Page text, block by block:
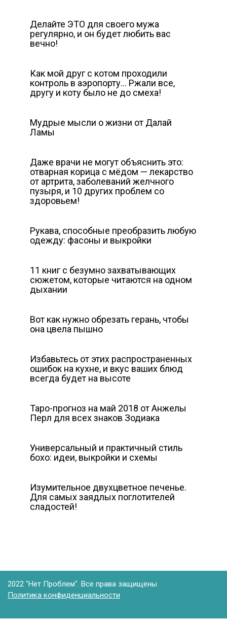
Делайте ЭТО для своего мужа
регулярно, и он будет любить вас
вечно!
Как мой друг с котом проходили
контроль в аэропорту… Ржали все,
другу и коту было не до смеха!
Мудрые мысли о жизни от Далай
Ламы
Даже врачи не могут объяснить это:
отварная корица с мёдом — лекарство
от артрита, заболеваний желчного
пузыря, и 10 других проблем со
здоровьем!
Рукава, способные преобразить любую
одежду: фасоны и выкройки
11 книг с безумно захватывающих
сюжетом, которые читаются на одном
дыхании
Вот как нужно обрезать герань, чтобы
она цвела пышно
Избавьтесь от этих распространенных
ошибок на кухне, и вкус ваших блюд
всегда будет на высоте
Таро-прогноз на май 2018 от Анжелы
Перл для всех знаков Зодиака
Универсальный и практичный стиль
бохо: идеи, выкройки и схемы
Изумительное двухцветное печенье.
Для самых заядлых поглотителей
сладостей!
2022 "Нет Проблем". Все права защищены
Политика конфиденциальности